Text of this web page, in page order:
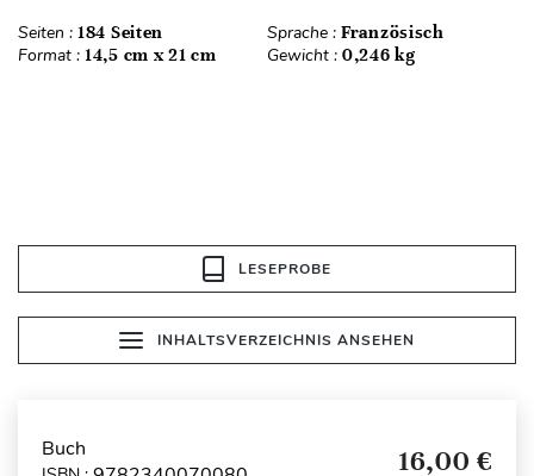
Seiten : 184 Seiten Sprache : Französisch
Format : 14,5 cm x 21 cm Gewicht : 0,246 kg
LESEPROBE
INHALTSVERZEICHNIS ANSEHEN
Buch 16,00 €